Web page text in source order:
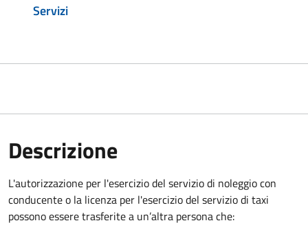
Servizi
Descrizione
L'autorizzazione per l'esercizio del servizio di noleggio con
conducente o la licenza per l'esercizio del servizio di taxi
possono essere trasferite a un’altra persona che: